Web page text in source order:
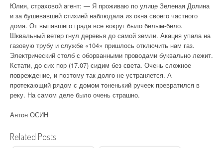
Юлия, страховой агент: — Я проживаю по улице Зеленая Долина
и за бушевавшей стихией наблюдала из окна своего частного
дома. От выпавшего града все вокруг было белым-бело.
Шквальный ветер гнул деревья до самой земли. Акация упала на
газовую трубу и службе «104» пришлось отключить нам газ.
Электрический столб с оборванными проводами буквально лежит.
Кстати, до сих пор (17.07) сидим без света. Очень сложное
повреждение, и поэтому так долго не устраняется. А
протекающий рядом с домом тоненький ручеек превратился в
реку. На самом деле было очень страшно.
Антон ОСИН
Related Posts: